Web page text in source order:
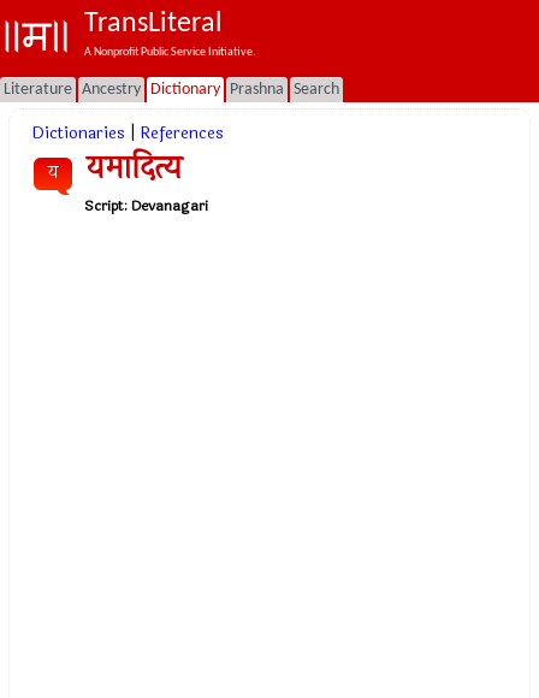
TransLiteral
A Nonprofit Public Service Initiative.
Literature Ancestry Dictionary Prashna Search
Dictionaries References
य यमादित्य
Script:Devanagari